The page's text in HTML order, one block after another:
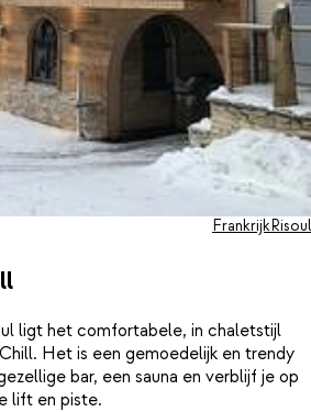
FrankrijkRisoul
ligt het comfortabele, in chaletstijl
Het is een gemoedelijk en trendy
bar, een sauna en verblijf je op
lift en piste.